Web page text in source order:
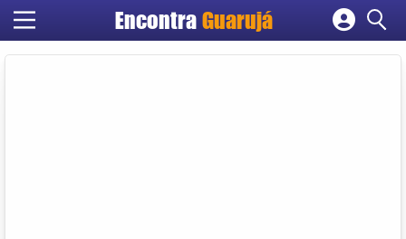
Encontra Guarujá
Cadastrar empresa